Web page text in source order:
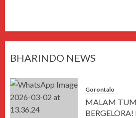
BHARINDO NEWS
Gorontalo
MALAM
BERGELORA!